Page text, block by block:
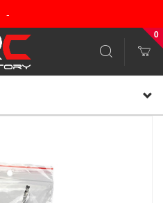
-
0